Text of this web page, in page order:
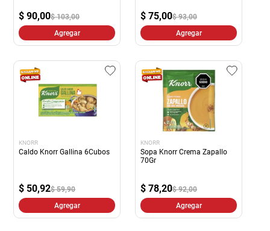
$ 90,00$ 103,00
Agregar
$ 75,00$ 93,00
Agregar
KNORR
Caldo Knorr Gallina 6Cubos
$ 50,92$ 59,90
Agregar
KNORR
Sopa Knorr Crema Zapallo
70Gr
$ 78,20$ 92,00
Agregar